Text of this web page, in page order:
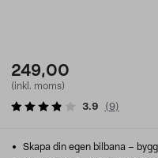
249,00
(inkl. moms)
3.9 (9)
Skapa din egen bilbana –